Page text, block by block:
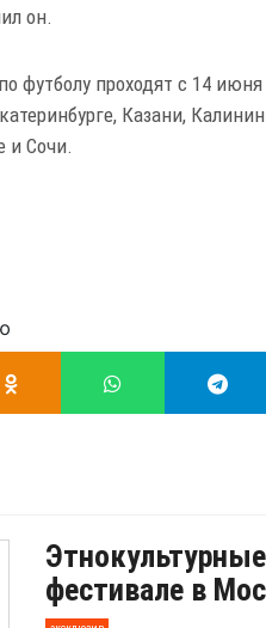
он.
футболу проходят с 14
Казани,
и Сочи.
фестивале в